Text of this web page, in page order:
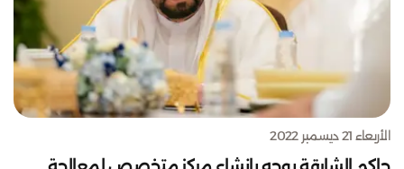
الأربعاء 21 ديسمبر 2022